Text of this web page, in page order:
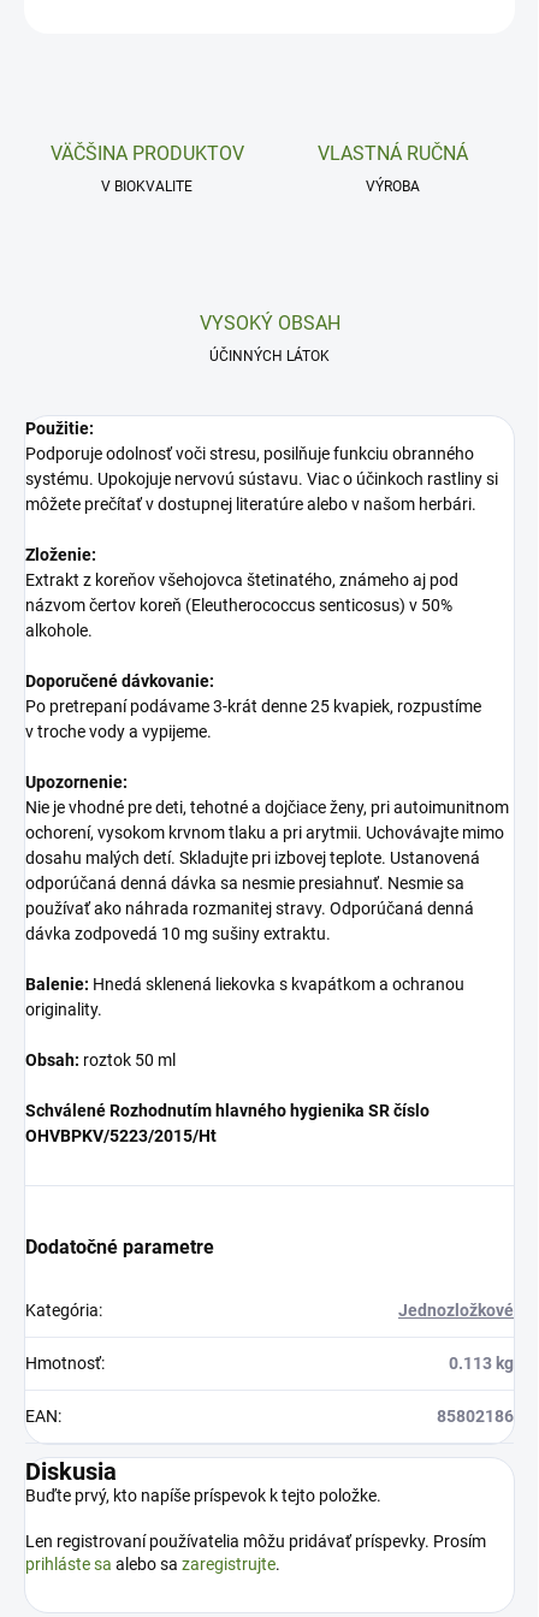
VÄČŠINA PRODUKTOV
V BIOKVALITE
VLASTNÁ RUČNÁ
VÝROBA
VYSOKÝ OBSAH
ÚČINNÝCH LÁTOK
Použitie:
Podporuje odolnosť voči stresu, posilňuje funkciu obranného
systému. Upokojuje nervovú sústavu. Viac o účinkoch rastliny si
môžete prečítať v dostupnej literatúre alebo v našom herbári.
Zloženie:
Extrakt z koreňov všehojovca štetinatého, známeho aj pod
názvom čertov koreň (Eleutherococcus senticosus) v 50%
alkohole.
Doporučené dávkovanie:
Po pretrepaní podávame 3-krát denne 25 kvapiek, rozpustíme
v troche vody a vypijeme.
Upozornenie:
Nie je vhodné pre deti, tehotné a dojčiace ženy, pri autoimunitnom
ochorení, vysokom krvnom tlaku a pri arytmii. Uchovávajte mimo
dosahu malých detí. Skladujte pri izbovej teplote. Ustanovená
odporúčaná denná dávka sa nesmie presiahnuť. Nesmie sa
používať ako náhrada rozmanitej stravy. Odporúčaná denná
dávka zodpovedá 10 mg sušiny extraktu.
Balenie: Hnedá sklenená liekovka s kvapátkom a ochranou
originality.
Obsah: roztok 50 ml
Schválené Rozhodnutím hlavného hygienika SR číslo
OHVBPKV/5223/2015/Ht
Dodatočné parametre
Kategória: Jednozložkové
Hmotnosť: 0.113 kg
EAN: 85802186
Diskusia
Buďte prvý, kto napíše príspevok k tejto položke.
Len registrovaní používatelia môžu pridávať príspevky. Prosím
prihláste sa alebo sa zaregistrujte.